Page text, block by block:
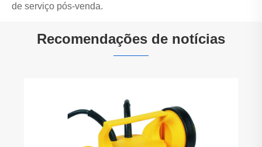
de serviço pós-venda.
Recomendações de notícias